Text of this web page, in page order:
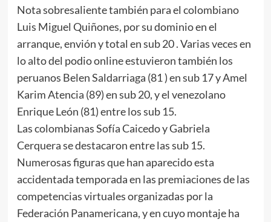
Nota sobresaliente también para el colombiano
Luis Miguel Quiñones, por su dominio en el
arranque, envión y total en sub 20 . Varias veces en
lo alto del podio online estuvieron también los
peruanos Belen Saldarriaga (81 ) en sub 17 y Amel
Karim Atencia (89) en sub 20, y el venezolano
Enrique León (81) entre los sub 15.
Las colombianas Sofía Caicedo y Gabriela
Cerquera se destacaron entre las sub 15.
Numerosas figuras que han aparecido esta
accidentada temporada en las premiaciones de las
competencias virtuales organizadas por la
Federación Panamericana, y en cuyo montaje ha